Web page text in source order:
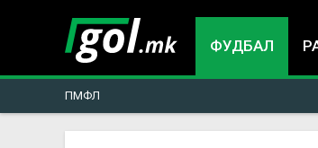
ФУДБАЛ
ПМФЛ